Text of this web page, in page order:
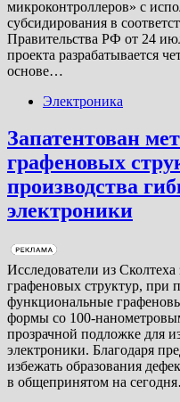
микроконтроллеров» с
субсидирования в
Правительства РФ от 24
проекта разрабатывается
основе…
Электроника
Запатентован
графеновых
производства
электроники
Исследователи из Сколтеха
графеновых структур, при
функциональные
формы со 100-
прозрачной подложке для
электроники. Благодаря
избежать образования
в общепринятом на